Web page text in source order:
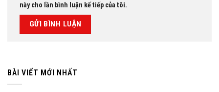
này cho lần bình luận kế tiếp của tôi.
BÀI VIẾT MỚI NHẤT